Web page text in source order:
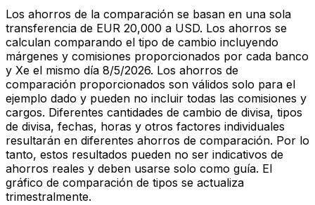
Los ahorros de la comparación se basan en una sola
transferencia de EUR 20,000 a USD. Los ahorros se
calculan comparando el tipo de cambio incluyendo
márgenes y comisiones proporcionados por cada banco
y Xe el mismo día 8/5/2026. Los ahorros de
comparación proporcionados son válidos solo para el
ejemplo dado y pueden no incluir todas las comisiones y
cargos. Diferentes cantidades de cambio de divisa, tipos
de divisa, fechas, horas y otros factores individuales
resultarán en diferentes ahorros de comparación. Por lo
tanto, estos resultados pueden no ser indicativos de
ahorros reales y deben usarse solo como guía. El
gráfico de comparación de tipos se actualiza
trimestralmente.